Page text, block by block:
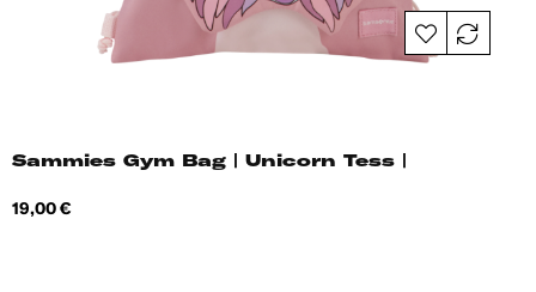
Sammies Gym Bag | Unicorn Tess |
Hind
19,00 €